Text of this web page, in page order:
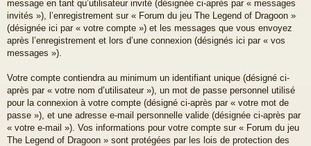
message en tant qu’utilisateur invité (désignée ci-après par « messages
invités »), l’enregistrement sur « Forum du jeu The Legend of Dragoon »
(désignée ici par « votre compte ») et les messages que vous envoyez
après l’enregistrement et lors d’une connexion (désignés ici par « vos
messages »).
Votre compte contiendra au minimum un identifiant unique (désigné ci-
après par « votre nom d’utilisateur »), un mot de passe personnel utilisé
pour la connexion à votre compte (désigné ci-après par « votre mot de
passe »), et une adresse e-mail personnelle valide (désignée ci-après par
« votre e-mail »). Vos informations pour votre compte sur « Forum du jeu
The Legend of Dragoon » sont protégées par les lois de protection des